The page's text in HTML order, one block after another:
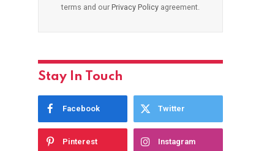
terms and our Privacy Policyagreement.
Stay In Touch
Facebook Twitter
Pinterest Instagram